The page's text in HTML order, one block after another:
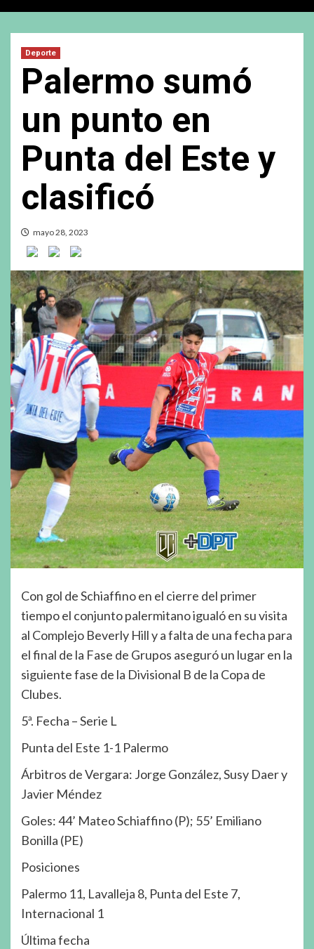
Deporte
Palermo sumó
un punto en
Punta del Este y
clasificó
mayo 28, 2023
Con gol de Schiaffino en el cierre del primer
tiempo el conjunto palermitano igualó en su visita
al Complejo Beverly Hill y a falta de una fecha para
el final de la Fase de Grupos aseguró un lugar en la
siguiente fase de la Divisional B de la Copa de
Clubes.
5ª. Fecha – Serie L
Punta del Este 1-1 Palermo
Árbitros de Vergara: Jorge González, Susy Daer y
Javier Méndez
Goles: 44’ Mateo Schiaffino (P); 55’ Emiliano
Bonilla (PE)
Posiciones
Palermo 11, Lavalleja 8, Punta del Este 7,
Internacional 1
Última fecha